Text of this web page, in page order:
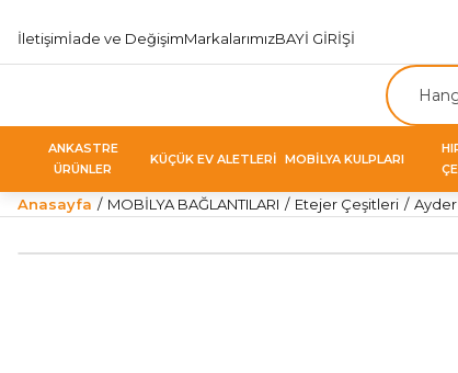
İletişimİade ve DeğişimMarkalarımızBAYİ GİRİŞİ
ANKASTRE
ÜRÜNLER
KÜÇÜK EV ALETLERİ MOBİLYA KULPLARI
Anasayfa MOBİLYA BAĞLANTILARI Etejer Çeşitleri Ayder